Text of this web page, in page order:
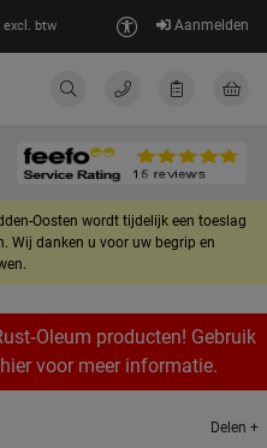
excl. btw Aanmelden
Oosten wordt tijdelijk een toeslag
Wij danken u voor uw begrip en
producten! Gebruik
voor meer informatie.
Delen +